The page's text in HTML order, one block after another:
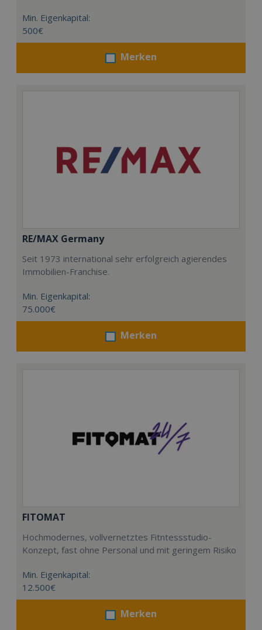
Min. Eigenkapital:
500€
Merken
RE/MAX Germany
Seit 1973 international sehr erfolgreich agierendes
Immobilien-Franchise.
Min. Eigenkapital:
75.000€
Merken
FITOMAT
Hochmodernes, vollvernetztes Fitntessstudio-
Konzept, fast ohne Personal und mit geringem Risiko
Min. Eigenkapital:
12.500€
Merken